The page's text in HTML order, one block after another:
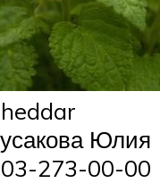
Юлия
273-00-00